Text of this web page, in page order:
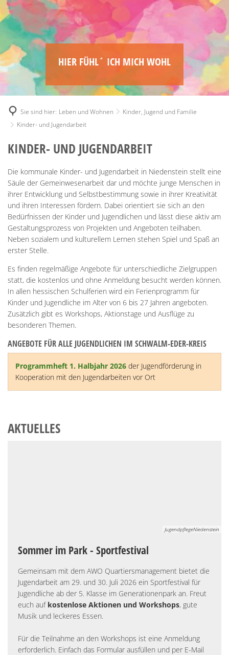
HIER FÜHL´ ICH MICH WOHL
Sie sind hier: Leben und Wohnen
Kinder, Jugend und Familie
Kinder- und Jugendarbeit
KINDER- UND JUGENDARBEIT
Die kommunale Kinder- und Jugendarbeit in Niedenstein stellt eine
Säule der Gemeinwesenarbeit dar und möchte junge Menschen in
ihrer Entwicklung und Selbstbestimmung sowie in ihrer Kreativität
und ihren Interessen fördern. Dabei orientiert sie sich an den
Bedürfnissen der Kinder und Jugendlichen und lässt diese aktiv am
Gestaltungsprozess von Projekten und Angeboten teilhaben.
Neben sozialem und kulturellem Lernen stehen Spiel und Spaß an
erster Stelle.
Es finden regelmäßige Angebote für unterschiedliche Zielgruppen
statt, die kostenlos und ohne Anmeldung besucht werden können.
In allen hessischen Schulferien wird ein Ferienprogramm für
Kinder und Jugendliche im Alter von 6 bis 27 Jahren angeboten.
Zusätzlich gibt es Workshops, Aktionstage und Ausflüge zu
besonderen Themen.
ANGEBOTE FÜR ALLE JUGENDLICHEN IM SCHWALM-EDER-KREIS
Programmheft 1. Halbjahr 2026 der Jugendförderung in
Kooperation mit den Jugendarbeiten vor Ort
AKTUELLES
JugendpflegeNiedenstein
Sommer im Park - Sportfestival
Gemeinsam mit dem AWO Quartiersmanagement bietet die
Jugendarbeit am 29. und 30. Juli 2026 ein Sportfestival für
Jugendliche ab der 5. Klasse im Generationenpark an. Freut
euch auf kostenlose Aktionen und Workshops, gute
Musik und leckeres Essen.
Für die Teilnahme an den Workshops ist eine Anmeldung
erforderlich. Einfach das Formular ausfüllen und per E-Mail